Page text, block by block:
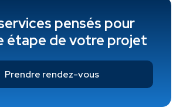
pensés pour
étape de votre projet
Prendre rendez-vous